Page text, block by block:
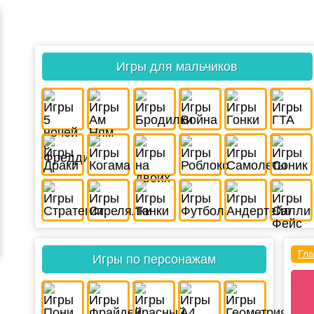
Игры для мальчиков
Игры по персонажам